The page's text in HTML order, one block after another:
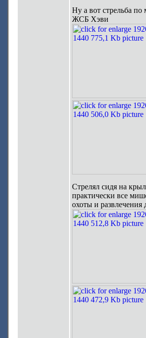
Ну а вот стрельба
ЖСБ Хэви
Стрелял сидя на
практически все
охоты и развлечения